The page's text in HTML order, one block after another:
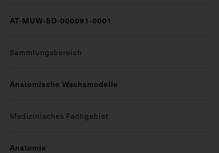
AT-MUW-BD-000091-0001
Sammlungsbereich
Anatomische Wachsmodelle
Medizinisches Fachgebiet
Anatomie